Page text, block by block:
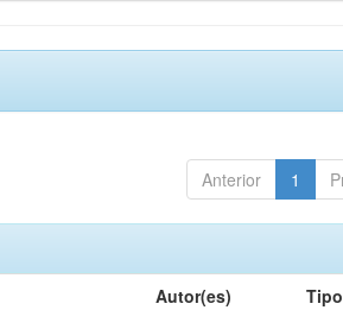
Anterior 1
Autor(es) Tipo